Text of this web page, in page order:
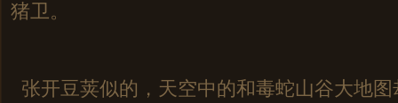
猪卫。
张开豆荚似的，天空中的和毒蛇山谷大地